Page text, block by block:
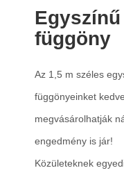
függöny
Az 1,5 m széles
függönyeinket
megvásárolhatják
engedmény is jár!
Közületeknek